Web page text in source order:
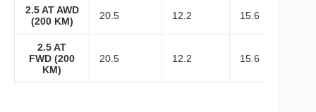
2.5 AT AWD
(200 KM)
20.5 12.2 15.6
2.5 AT
FWD (200
KM)
20.5 12.2 15.6